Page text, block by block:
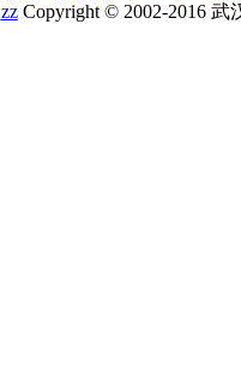
zzCopyright © 2002-2016 武